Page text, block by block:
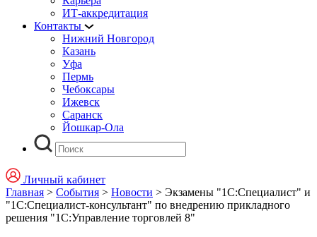
ИТ-аккредитация
Контакты
Нижний Новгород
Казань
Уфа
Пермь
Чебоксары
Ижевск
Саранск
Йошкар-Ола
Личный кабинет
Главная > События > Новости > Экзамены "1С:Специалист" и
"1С:Специалист-консультант" по внедрению прикладного
решения "1С:Управление торговлей 8"